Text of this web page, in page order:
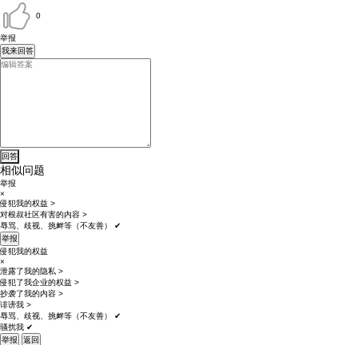
0
举报
我来回答
相似问题
举报
×
侵犯我的权益 >
对根叔社区有害的内容 >
辱骂、歧视、挑衅等（不友善）
✔
举报
侵犯我的权益
×
泄露了我的隐私 >
侵犯了我企业的权益 >
抄袭了我的内容 >
诽谤我 >
辱骂、歧视、挑衅等（不友善）
✔
骚扰我 ✔
举报
返回